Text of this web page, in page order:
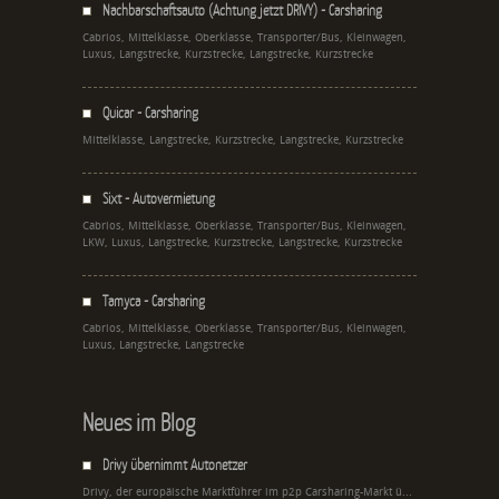
Nachbarschaftsauto (Achtung jetzt DRIVY) - Carsharing
Cabrios, Mittelklasse, Oberklasse, Transporter/Bus, Kleinwagen,
Luxus, Langstrecke, Kurzstrecke, Langstrecke, Kurzstrecke
Quicar - Carsharing
Mittelklasse, Langstrecke, Kurzstrecke, Langstrecke, Kurzstrecke
Sixt - Autovermietung
Cabrios, Mittelklasse, Oberklasse, Transporter/Bus, Kleinwagen,
LKW, Luxus, Langstrecke, Kurzstrecke, Langstrecke, Kurzstrecke
Tamyca - Carsharing
Cabrios, Mittelklasse, Oberklasse, Transporter/Bus, Kleinwagen,
Luxus, Langstrecke, Langstrecke
Neues im Blog
Drivy übernimmt Autonetzer
Drivy, der europäische Marktführer im p2p Carsharing-Markt ü...